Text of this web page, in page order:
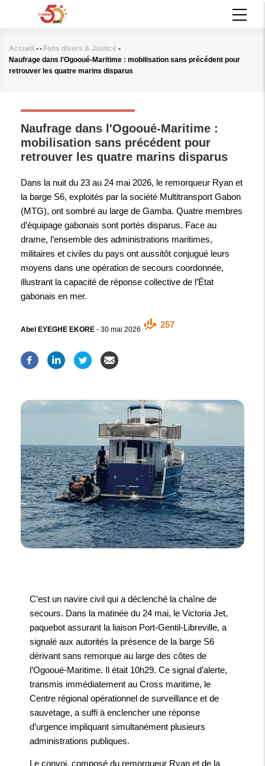
principal
Fil
d'Ariane
Accueil -- Faits divers & Justice -
Naufrage dans l'Ogooué-Maritime : mobilisation sans précédent pour
retrouver les quatre marins disparus
Naufrage dans l'Ogooué-Maritime :
mobilisation sans précédent pour
retrouver les quatre marins disparus
Dans la nuit du 23 au 24 mai 2026, le remorqueur Ryan et
la barge S6, exploités par la société Multitransport Gabon
(MTG), ont sombré au large de Gamba. Quatre membres
d’équipage gabonais sont portés disparus. Face au
drame, l’ensemble des administrations maritimes,
militaires et civiles du pays ont aussitôt conjugué leurs
moyens dans une opération de secours coordonnée,
illustrant la capacité de réponse collective de l’État
gabonais en mer.
Abel EYEGHE EKORE - 30 mai 2026
257
C’est un navire civil qui a déclenché la chaîne de
secours. Dans la matinée du 24 mai, le Victoria Jet,
paquebot assurant la liaison Port-Gentil-Libreville, a
signalé aux autorités la présence de la barge S6
dérivant sans remorque au large des côtes de
l’Ogooué-Maritime. Il était 10h29. Ce signal d’alerte,
transmis immédiatement au Cross maritime, le
Centre régional opérationnel de surveillance et de
sauvetage, a suffi à enclencher une réponse
d’urgence impliquant simultanément plusieurs
administrations publiques.
Le convoi, composé du remorqueur Ryan et de la